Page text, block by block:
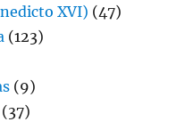
XVI) (47)
(123)
(9)
(37)